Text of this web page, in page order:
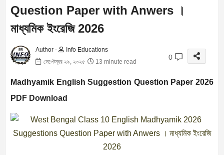
Question Paper with Anwers ।
মাধ্যমিক ইংরেজি 2026
Author -
Info Educations
সেপ্টেম্বর ২৯, ২০২৫
13 minute read
0
Madhyamik English Suggestion Question Paper 2026
PDF Download